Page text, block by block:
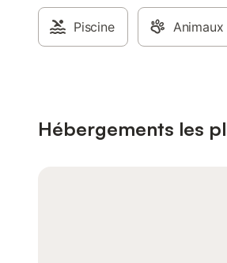
Piscine
Hébergements les